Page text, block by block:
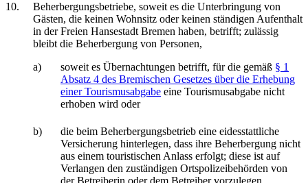
10.
Beherbergungsbetriebe, soweit es die Unterbringung von
Gästen, die keinen Wohnsitz oder keinen ständigen Aufenthalt
in der Freien Hansestadt Bremen haben, betrifft; zulässig
bleibt die Beherbergung von Personen,
a)
soweit es Übernachtungen betrifft, für die gemäß § 1
Absatz 4 des Bremischen Gesetzes über die Erhebung
einer Tourismusabgabe eine Tourismusabgabe nicht
erhoben wird oder
b)
die beim Beherbergungsbetrieb eine eidesstattliche
Versicherung hinterlegen, dass ihre Beherbergung nicht
aus einem touristischen Anlass erfolgt; diese ist auf
Verlangen den zuständigen Ortspolizeibehörden von
der Betreiberin oder dem Betreiber vorzulegen.